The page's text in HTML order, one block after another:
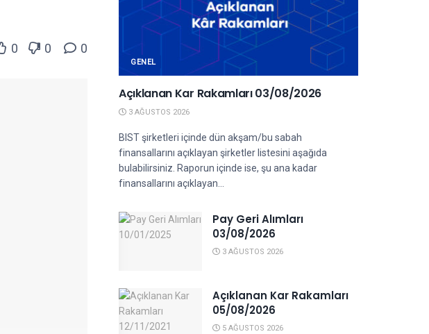
0 0 0
GENEL
Açıklanan Kar Rakamları 03/08/2026
3 AĞUSTOS 2026
BIST şirketleri içinde dün akşam/bu sabah
finansallarını açıklayan şirketler listesini aşağıda
bulabilirsiniz. Raporun içinde ise, şu ana kadar
finansallarını açıklayan...
Pay Geri Alımları
03/08/2026
3 AĞUSTOS 2026
Açıklanan Kar Rakamları
05/08/2026
5 AĞUSTOS 2026